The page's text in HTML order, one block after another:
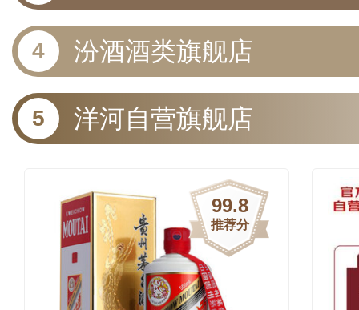
汾酒酒类旗舰店
洋河自营旗舰店
99.8
推荐分